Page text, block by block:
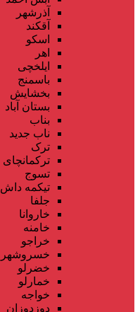
آذرشهر
آقکند
اسکو
اهر
ایلخچی
باسمنج
بخشایش
بستان آباد
بناب
ناب جدید
ترک
ترکمانچای
تسوج
تیکمه داش
جلفا
خاروانا
خامنه
خراجو
خسروشهر
خضرلو
خمارلو
خواجه
دوزدوزان